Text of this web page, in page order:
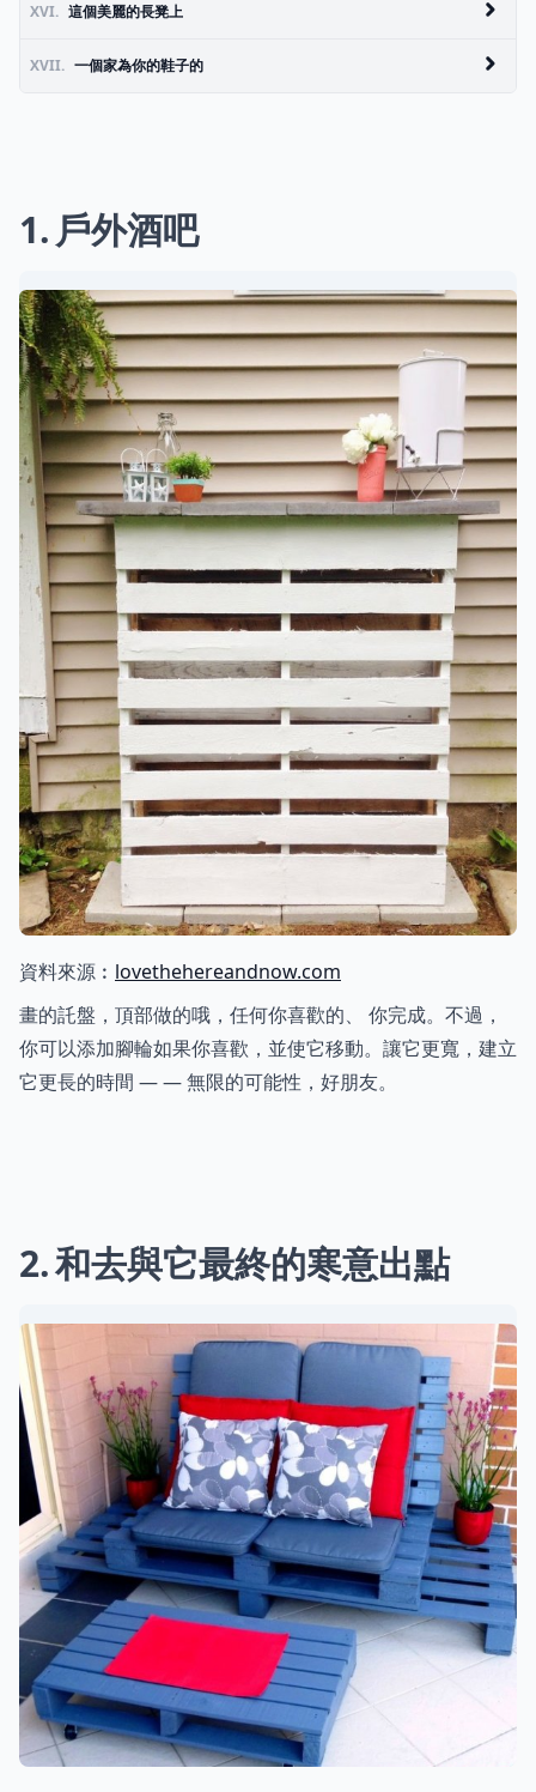
XVI. 這個美麗的長凳上
XVII. 一個家為你的鞋子的
1 戶外酒吧
資料來源︰ lovethehereandnow.com
畫的託盤，頂部做的哦，任何你喜歡的、 你完成。不過，
你可以添加腳輪如果你喜歡，並使它移動。讓它更寬，建立
它更長的時間 — — 無限的可能性，好朋友。
2 和去與它最終的寒意出點